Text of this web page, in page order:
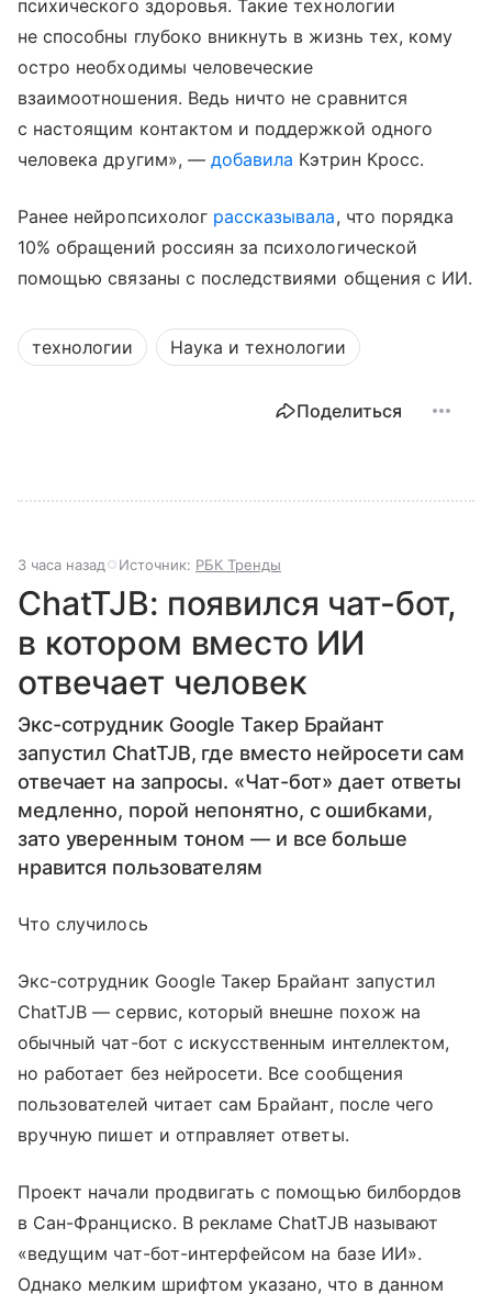
психического здоровья. Такие технологии
не способны глубоко вникнуть в жизнь тех, кому
остро необходимы человеческие
взаимоотношения. Ведь ничто не сравнится
с настоящим контактом и поддержкой одного
человека другим», — добавила Кэтрин Кросс.
Ранее нейропсихолог рассказывала, что порядка
10% обращений россиян за психологической
помощью связаны с последствиями общения с ИИ.
технологии Наука и технологии
Поделиться
3 часа назад Источник: РБК Тренды
ChatTJB: появился чат-бот,
в котором вместо ИИ
отвечает человек
Экс-сотрудник Google Такер Брайант
запустил ChatTJB, где вместо нейросети сам
отвечает на запросы. «Чат-бот» дает ответы
медленно, порой непонятно, с ошибками,
зато уверенным тоном — и все больше
нравится пользователям
Что случилось
Экс-сотрудник Google Такер Брайант запустил
ChatTJB — сервис, который внешне похож на
обычный чат-бот с искусственным интеллектом,
но работает без нейросети. Все сообщения
пользователей читает сам Брайант, после чего
вручную пишет и отправляет ответы.
Проект начали продвигать с помощью билбордов
в Сан-Франциско. В рекламе ChatTJB называют
«ведущим чат-бот-интерфейсом на базе ИИ».
Однако мелким шрифтом указано, что в данном